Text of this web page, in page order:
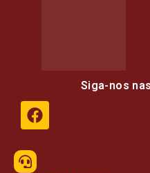
Siga-nos